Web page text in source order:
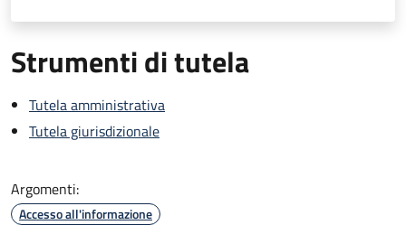
Strumenti di tutela
Tutela amministrativa
Tutela giurisdizionale
Argomenti:
Accesso all'informazione